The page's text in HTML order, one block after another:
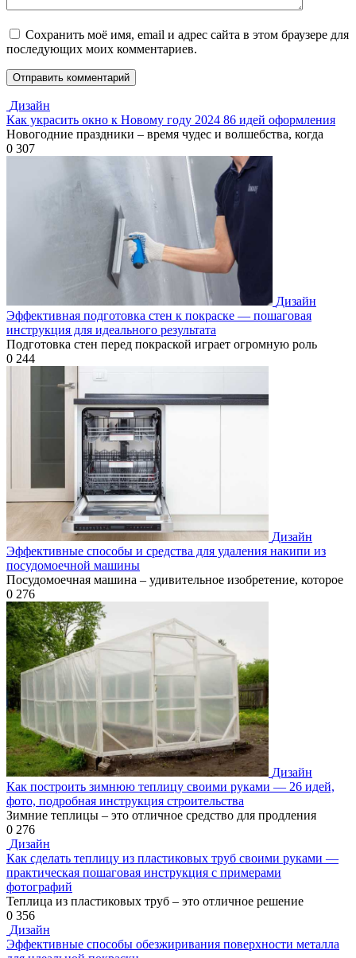
Сохранить моё имя, email и адрес сайта в этом браузере для
последующих моих комментариев.
Дизайн
Как украсить окно к Новому году 2024 86 идей оформления
Новогодние праздники – время чудес и волшебства, когда
0 307
Дизайн
Эффективная подготовка стен к покраске — пошаговая
инструкция для идеального результата
Подготовка стен перед покраской играет огромную роль
0 244
Дизайн
Эффективные способы и средства для удаления накипи из
посудомоечной машины
Посудомоечная машина – удивительное изобретение, которое
0 276
Дизайн
Как построить зимнюю теплицу своими руками — 26 идей,
фото, подробная инструкция строительства
Зимние теплицы – это отличное средство для продления
0 276
Дизайн
Как сделать теплицу из пластиковых труб своими руками —
практическая пошаговая инструкция с примерами
фотографий
Теплица из пластиковых труб – это отличное решение
0 356
Дизайн
Эффективные способы обезжиривания поверхности металла